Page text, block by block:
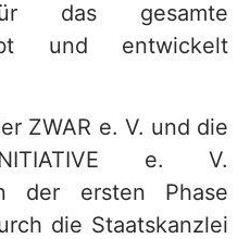
das gesamte
und entwickelt
ZWAR e. V. und die
INITIATIVE e. V.
der ersten Phase
die Staatskanzlei